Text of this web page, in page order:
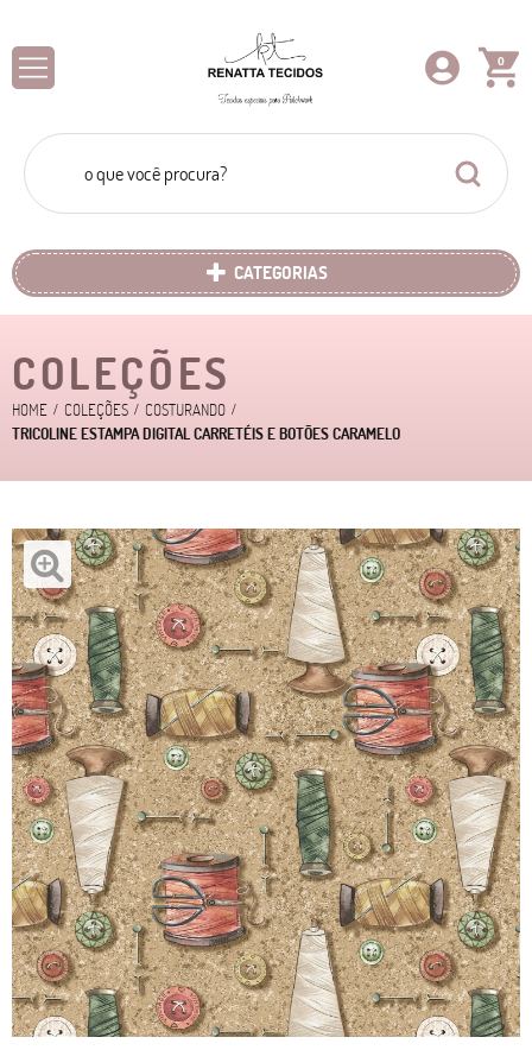
0
CATEGORIAS
COLEÇÕES
HOME COLEÇÕES
COSTURANDO
TRICOLINE ESTAMPA DIGITAL CARRETÉIS E BOTÕES CARAMELO